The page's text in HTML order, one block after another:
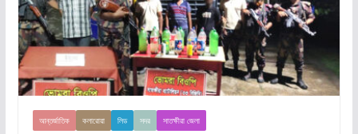
আন্তর্জাতিক কলারোয়া লিড সদর সাতক্ষীরা জেলা